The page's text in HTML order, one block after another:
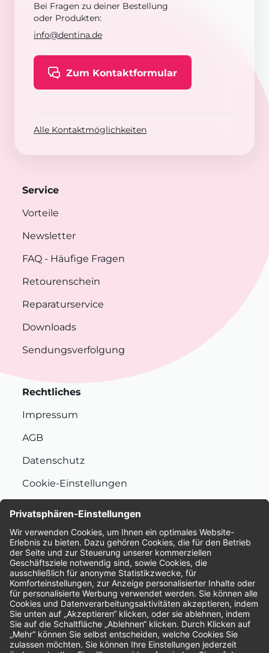
Bei Fragen zu deiner Bestellung
oder Produkten:
info@dentina.de
Zum Kontaktformular
Alle Kontaktmöglichkeiten
Service
Vorteile
Newsletter
FAQ - Häufige Fragen
Retourenschein
Reparaturservice
Downloads
Sendungsverfolgung
Rechtliches
Impressum
AGB
Datenschutz
Cookie-Einstellungen
Bewertungen